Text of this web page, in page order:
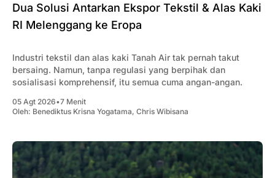
Dua Solusi Antarkan Ekspor Tekstil & Alas Kaki
RI Melenggang ke Eropa
Industri tekstil dan alas kaki Tanah Air tak pernah takut
bersaing. Namun, tanpa regulasi yang berpihak dan
sosialisasi komprehensif, itu semua cuma angan-angan.
05 Agt 2026•7 Menit
Oleh: Benediktus Krisna Yogatama, Chris Wibisana